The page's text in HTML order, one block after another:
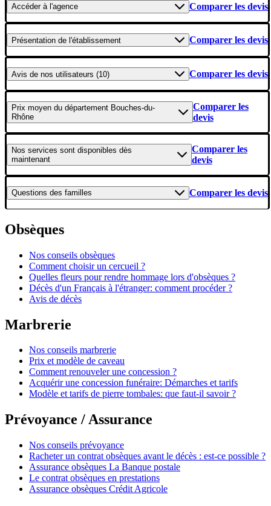
Accéderà l'agence Comparer les devis
Présentation de l'établissement Comparer les devis
Avis de nos utilisateurs (10) Comparer les devis
Prix moyen du département Bouches-du-
Rhône
Comparer les
devis
Nos services sont disponibles dès
maintenant
Comparer les
devis
Questions des familles Comparer les devis
Obsèques
Nos conseils obsèques
Comment choisir un cercueil ?
Quelles fleurs pour rendre hommage lors d'obsèques ?
Décès d'un Français à l'étranger: comment procéder ?
Avis de décès
Marbrerie
Nos conseils marbrerie
Prix et modèle de caveau
Comment renouveler une concession ?
Acquérir une concession funéraire: Démarches et tarifs
Modèle et tarifs de pierre tombales: que faut-il savoir ?
Prévoyance / Assurance
Nos conseils prévoyance
Racheter un contrat obsèques avant le décès : est-ce possible ?
Assurance obsèques La Banque postale
Le contrat obsèques en prestations
Assurance obsèques Crédit Agricole